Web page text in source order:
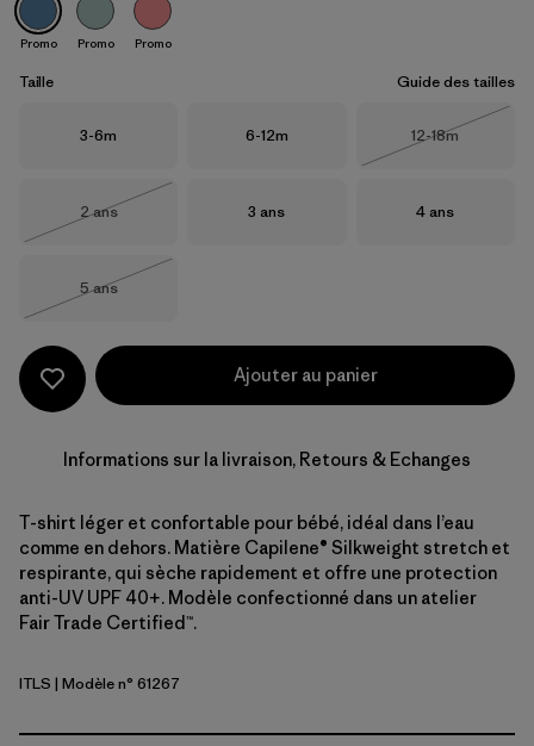
Island Turtle: Shore Blue
Promo Promo Promo
Taille Guide des tailles
Taille
3-6m Taille
6-12m Taille
12-18m
Taille
2 ans
Taille
3 ans Taille
4 ans
Taille
5 ans
Ajouter au panier
Informations sur la livraison, Retours & Echanges
T-shirt léger et confortable pour bébé, idéal dans l’eau
comme en dehors. Matière Capilene® Silkweight stretch et
respirante, qui sèche rapidement et offre une protection
anti-UV UPF 40+. Modèle confectionné dans un atelier
Fair Trade Certified™.
Island Turtle: Shore Blue
ITLS | Modèle n° 61267